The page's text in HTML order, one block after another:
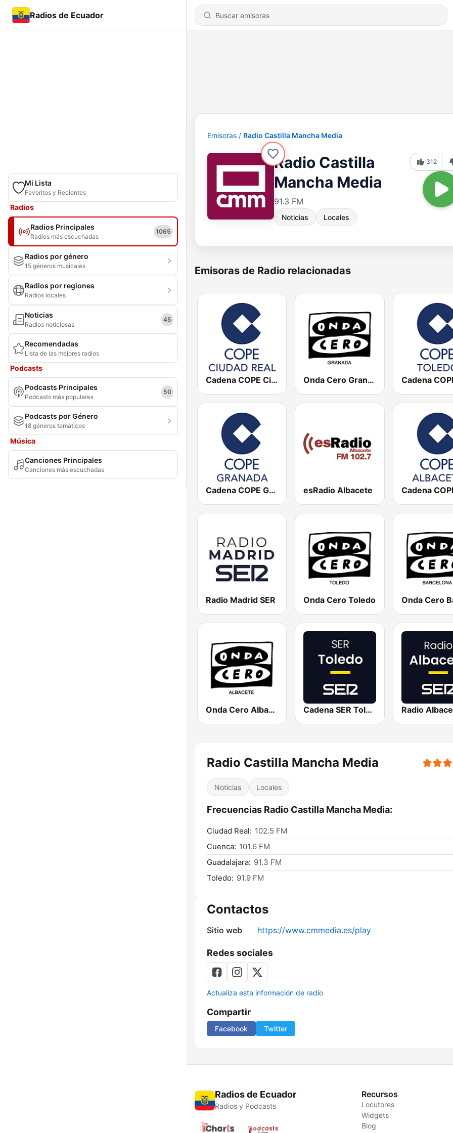
Radios de Ecuador
Mi Lista
Favoritos y Recientes
Radios
Radios Principales
Radios más escuchadas
1065
Radios por género
15 géneros musicales
Radios por regiones
Radios locales
Noticias
Radios noticiosas
45
Recomendadas
Lista de las mejores radios
Podcasts
Podcasts Principales
Podcasts más populares
50
Podcasts por Género
18 géneros temáticos
Música
Canciones Principales
Canciones más escuchadas
Emisoras Radio Castilla Mancha Media
Radio Castilla
Mancha Media
91.3 FM
Noticias Locales
312
Emisoras de Radio relacionadas
Cadena COPE Ciudad Real Onda Cero Granada
Cadena COPE Granada esRadio Albacete
Radio Madrid SER Onda Cero Toledo
Onda Cero Albacete Cadena SER Toledo
Radio Castilla Mancha Media
Noticias Locales
Frecuencias Radio Castilla Mancha Media:
Ciudad Real: 102.5 FM
Cuenca: 101.6 FM
Guadalajara: 91.3 FM
Toledo: 91.9 FM
Contactos
Sitio web https://www.cmmedia.es/play
Redes sociales
Actualiza esta información de radio
Compartir
Facebook Twitter
Radios de Ecuador
Radios y Podcasts
Recursos
Locutores
Widgets
Blog